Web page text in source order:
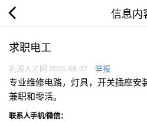
信息内
求职电工
乳源人才网 2026.08.07 举报
专业维修电路，灯具，开关插座安
兼职和零活。
联系人手机/微信：